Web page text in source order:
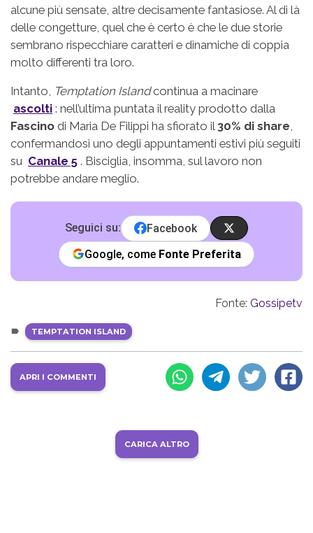
alcune più sensate, altre decisamente fantasiose. Al di là
delle congetture, quel che è certo è che le due storie
sembrano rispecchiare caratteri e dinamiche di coppia
molto differenti tra loro.
Intanto, Temptation Islandcontinua a macinare
ascolti : nell’ultima puntata il reality prodotto dalla
Fascino di Maria De Filippi ha sfiorato il 30% di share
confermandosi uno degli appuntamenti estivi più seguiti
su Canale 5 . Bisciglia, insomma, sul lavoro non
potrebbe andare meglio.
Seguici su:
Facebook
Google, come Fonte Preferita
Fonte: Gossipetv
TEMPTATION ISLAND
APRI I COMMENTI
CARICA ALTRO